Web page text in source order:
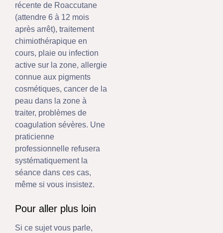
récente de Roaccutane
(attendre 6 à 12 mois
après arrêt), traitement
chimiothérapique en
cours, plaie ou infection
active sur la zone, allergie
connue aux pigments
cosmétiques, cancer de la
peau dans la zone à
traiter, problèmes de
coagulation sévères. Une
praticienne
professionnelle refusera
systématiquement la
séance dans ces cas,
même si vous insistez.
Pour aller plus loin
Si ce sujet vous parle,